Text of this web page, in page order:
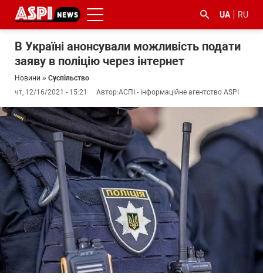
UA RU
В Україні анонсували можливість подати
заяву в поліцію через інтернет
Новини » Суспільство
чт, 12/16/2021 - 15:21
Автор:АСПІ - інформаційне агентство ASPI
#ООС
#боротьба
з
корупцією
#ДФС #Київ #коронавірус